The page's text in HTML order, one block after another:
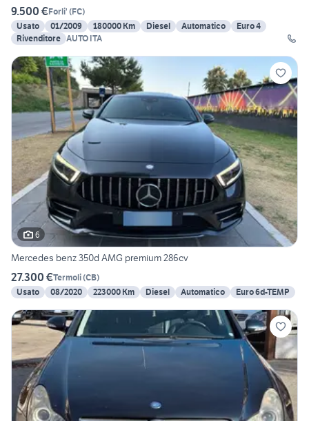
9.500 €Forli' (FC)
Usato
01/2009 180000 Km Diesel Automatico
Euro 4
Rivenditore AUTO ITA
6
Mercedes benz 350d AMG premium 286cv
27.300 €Termoli(CB)
Usato
08/2020 223000 Km Diesel Automatico Euro 6d-TEMP